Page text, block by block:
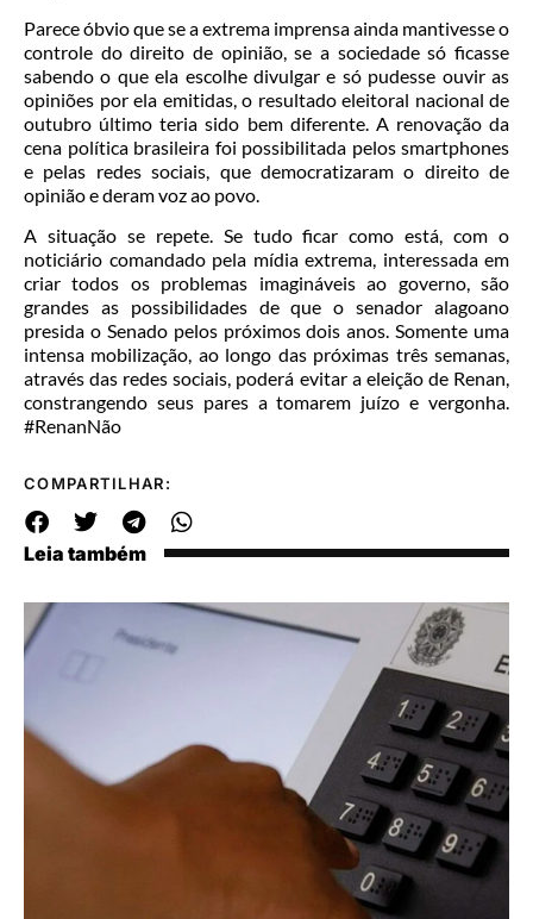
Parece óbvio que se a extrema imprensa ainda mantivesse o
controle do direito de opinião, se a sociedade só ficasse
sabendo o que ela escolhe divulgar e só pudesse ouvir as
opiniões por ela emitidas, o resultado eleitoral nacional de
outubro último teria sido bem diferente. A renovação da
cena política brasileira foi possibilitada pelos smartphones
e pelas redes sociais, que democratizaram o direito de
opinião e deram voz ao povo.
A situação se repete. Se tudo ficar como está, com o
noticiário comandado pela mídia extrema, interessada em
criar todos os problemas imagináveis ao governo, são
grandes as possibilidades de que o senador alagoano
presida o Senado pelos próximos dois anos. Somente uma
intensa mobilização, ao longo das próximas três semanas,
através das redes sociais, poderá evitar a eleição de Renan,
constrangendo seus pares a tomarem juízo e vergonha.
#RenanNão
COMPARTILHAR:
Leia também